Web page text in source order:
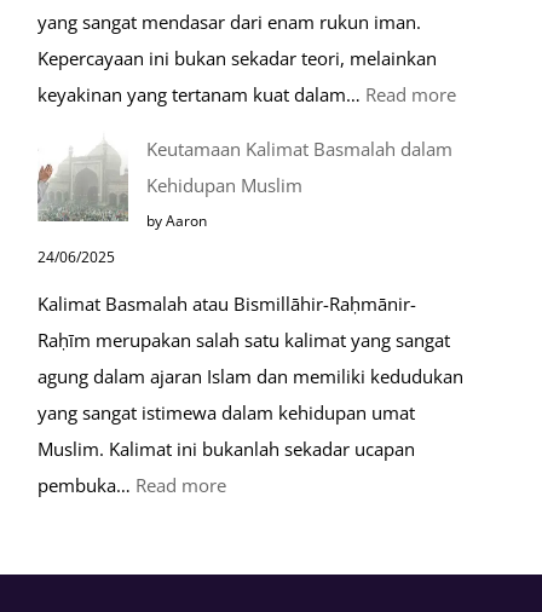
yang sangat mendasar dari enam rukun iman.
Kepercayaan ini bukan sekadar teori, melainkan
keyakinan yang tertanam kuat dalam… Read more:
Keutamaan Kalimat Basmalah dalam
Kehidupan Muslim
by Aaron
24/06/2025
Kalimat Basmalah atau Bismillāhir-Raḥmānir-
Raḥīm merupakan salah satu kalimat yang sangat
agung dalam ajaran Islam dan memiliki kedudukan
yang sangat istimewa dalam kehidupan umat
Muslim. Kalimat ini bukanlah sekadar ucapan
pembuka… Read more: